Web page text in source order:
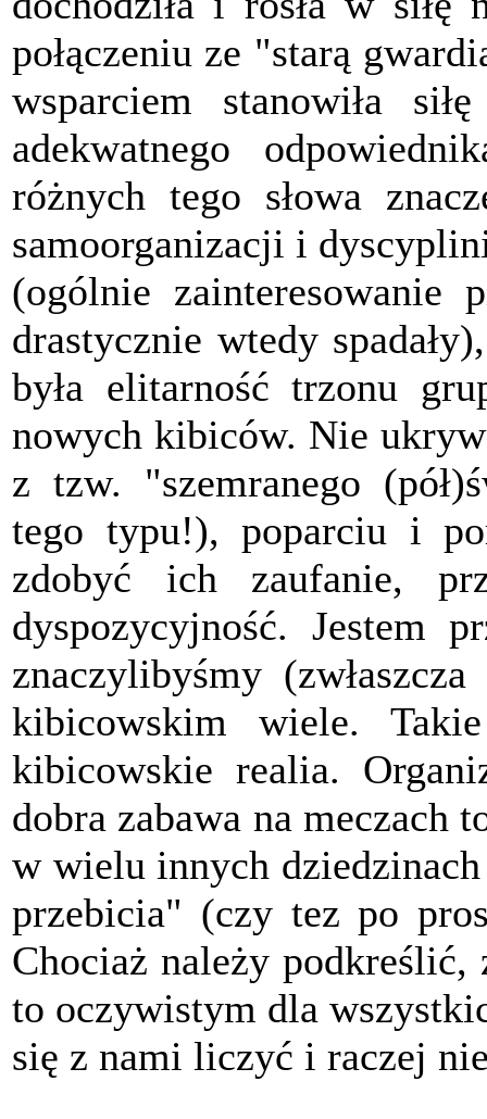
połączeniu ze "starą
wsparciem stanowiła
adekwatnego
różnych tego słowa
samoorganizacji i
(ogólnie zainteresowanie
drastycznie wtedy
była elitarność trzonu
nowych kibiców. Nie
z tzw. "szemranego
tego typu!), poparciu i
zdobyć ich zaufanie,
dyspozycyjność. Jestem
znaczylibyśmy
kibicowskim wiele.
kibicowskie realia.
dobra zabawa na meczach
w wielu innych
przebicia" (czy tez po
Chociaż należy
to oczywistym dla
się z nami liczyć i raczej